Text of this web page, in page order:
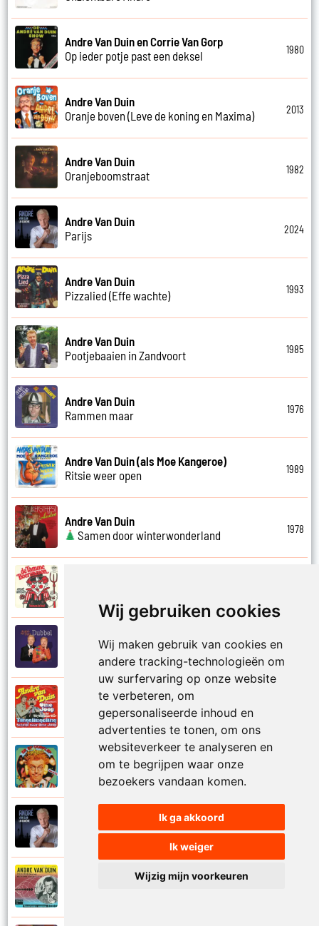
Wij gebruiken cookies
Wij maken gebruik van cookies en
andere tracking-technologieën om
uw surfervaring op onze website
te verbeteren, om
gepersonaliseerde inhoud en
advertenties te tonen, om ons
websiteverkeer te analyseren en
om te begrijpen waar onze
bezoekers vandaan komen.
Ik ga akkoord
Ik weiger
Wijzig mijn voorkeuren
Andre Van Duin en Corrie Van Gorp
Op ieder potje past een deksel
1980
Andre Van Duin
Oranje boven (Leve de koning en Maxima)
2013
Andre Van Duin
Oranjeboomstraat
1982
Andre Van Duin
Parijs
2024
Andre Van Duin
Pizzalied (Effe wachte)
1993
Andre Van Duin
Pootjebaaien in Zandvoort
1985
Andre Van Duin
Rammen maar
1976
Andre Van Duin (als Moe Kangeroe)
Ritsie weer open
1989
Andre Van Duin
Samen door winterwonderland
1978
Andre Van Duin
Schijt maar in me pannetje
Andre Van Duin
Schrijf naar ome Joop
Andre Van Duin en Frans Van Dusschoten
Stil in de stad
2024